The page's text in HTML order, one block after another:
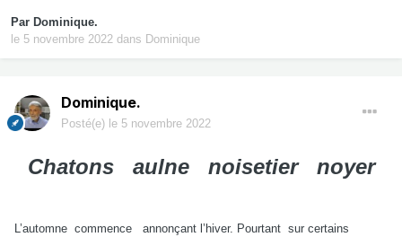
Par Dominique.
le 5 novembre 2022 dans Dominique
Dominique.
Posté(e) le 5 novembre 2022
Chatons aulne noisetier noyer
L’automne commence annonçant l’hiver. Pourtant sur certains